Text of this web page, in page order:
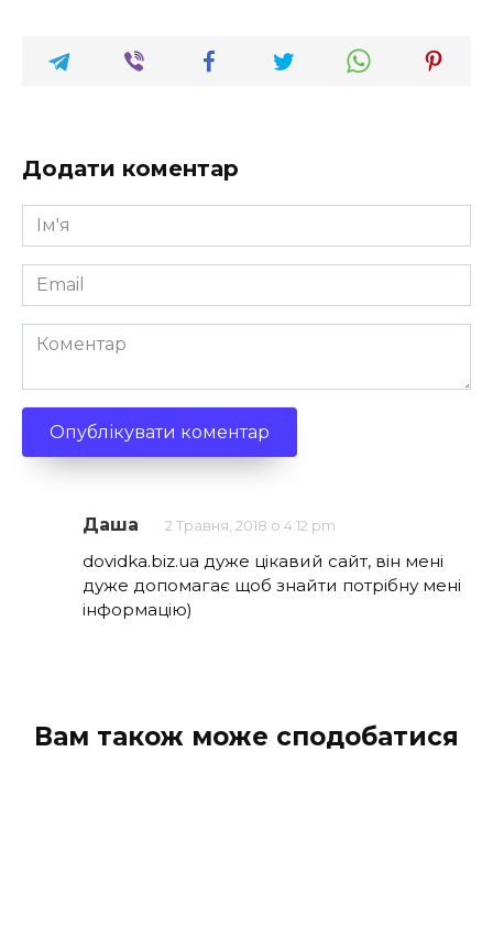
Додати коментар
Ім'я
*
Email
*
Коментар
Даша 2 Травня, 2018 о 4:12 pm
dovidka.biz.ua дуже цікавий сайт, він мені
дуже допомагає щоб знайти потрібну мені
інформацію)
Вам також може сподобатися